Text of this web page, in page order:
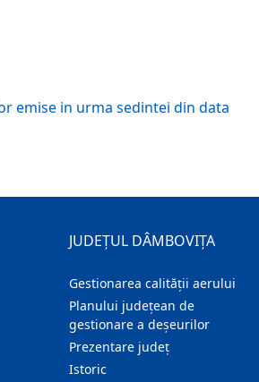
emise in urma sedintei din data
JUDEȚUL DÂMBOVIȚA
Gestionarea calității aerului
Planului județean de
gestionare a deșeurilor
Prezentare judeţ
Istoric